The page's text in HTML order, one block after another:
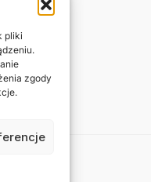
pliki
zgody